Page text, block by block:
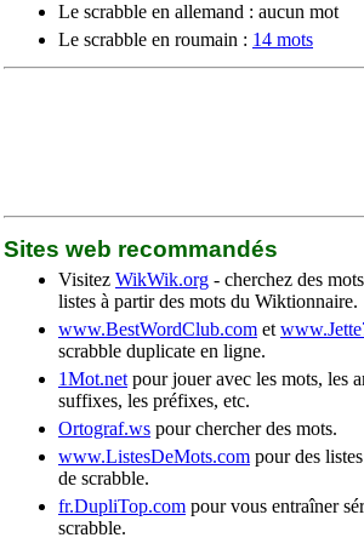
Le scrabble en allemand : aucun mot
Le scrabble en roumain : 14 mots
Sites web recommandés
Visitez WikWik.org - cherchez des
listes à partir des mots du Wiktionnaire.
www.BestWordClub.com et
scrabble duplicate en ligne.
1Mot.net pour jouer avec les mots, les
suffixes, les préfixes, etc.
Ortograf.ws pour chercher des mots.
www.ListesDeMots.com pour des
de scrabble.
fr.DupliTop.com pour vous entraîner
scrabble.